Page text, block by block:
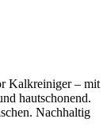
Kalkreiniger – mit
hautschonend.
Nachhaltig